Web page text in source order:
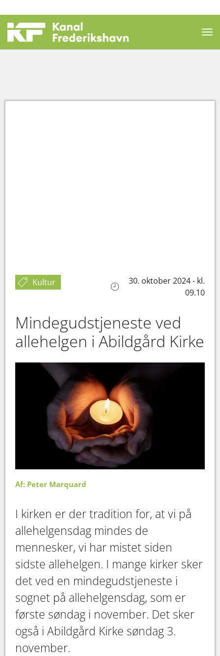
Kultur
30. oktober 2024 - kl.
09.10
Mindegudstjeneste ved
allehelgen i Abildgård Kirke
Af: Peter Marquard
I kirken er der tradition for, at vi på
allehelgensdag mindes de
mennesker, vi har mistet siden
sidste allehelgen. I mange kirker sker
det ved en mindegudstjeneste i
sognet på allehelgensdag, som er
første søndag i november. Det sker
også i Abildgård Kirke søndag 3.
november.